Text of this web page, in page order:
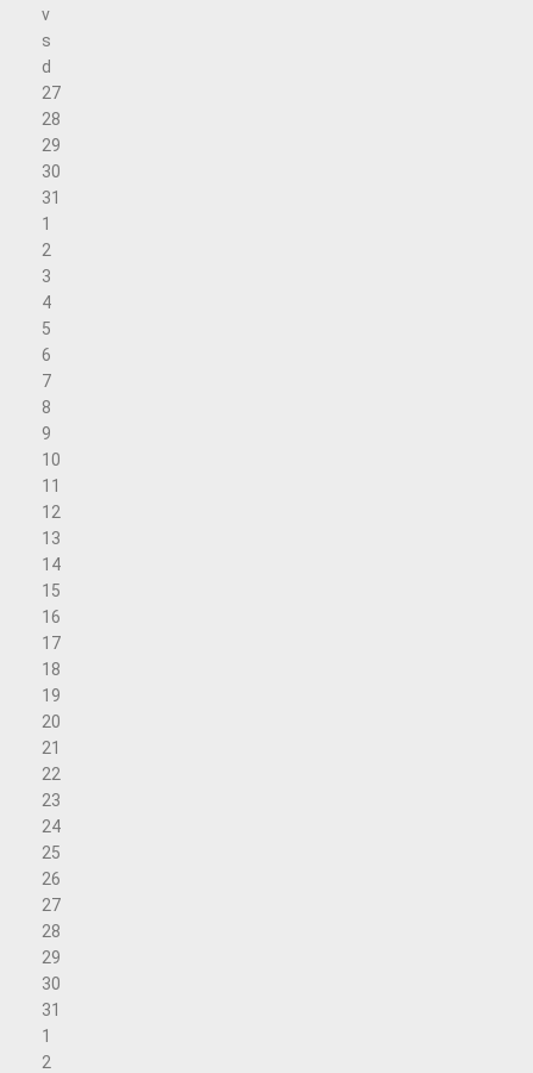
v
s
d
27
28
29
30
31
1
2
3
4
5
6
7
8
9
10
11
12
13
14
15
16
17
18
19
20
21
22
23
24
25
26
27
28
29
30
31
1
2